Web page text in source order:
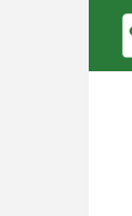
Salta al